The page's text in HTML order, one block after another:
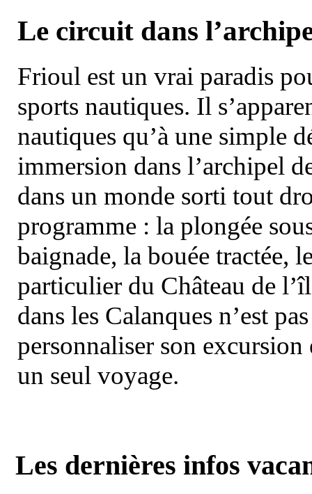
Le circuit dans
Frioul est un vrai paradis
sports nautiques. Il
nautiques qu’à une simple
immersion dans l’archipel
dans un monde sorti tout
programme : la plongée
baignade, la bouée tractée,
particulier du Château de
dans les Calanques n’est
personnaliser son
un seul voyage.
Les dernières infos